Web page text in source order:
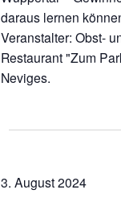
daraus lernen
Veranstalter: Obst-
Restaurant "Zum
Neviges.
3. August 2024